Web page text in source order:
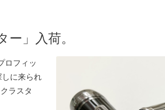
ー」入荷。
ロフィッ
しに来られ
ラスタ